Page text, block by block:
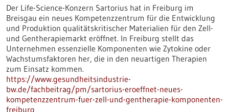
Der Life-Science-Konzern Sartorius hat in Freiburg im
Breisgau ein neues Kompetenzzentrum für die Entwicklung
und Produktion qualitätskritischer Materialien für den Zell-
und Gentherapiemarkt eröffnet. In Freiburg stellt das
Unternehmen essenzielle Komponenten wie Zytokine oder
Wachstumsfaktoren her, die in den neuartigen Therapien
zum Einsatz kommen.
https://www.gesundheitsindustrie-
bw.de/fachbeitrag/pm/sartorius-eroeffnet-neues-
kompetenzzentrum-fuer-zell-und-gentherapie-komponenten-
freiburg